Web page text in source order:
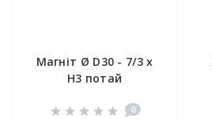
Магніт Ø D30 - 7/3 х
H3 потай
0